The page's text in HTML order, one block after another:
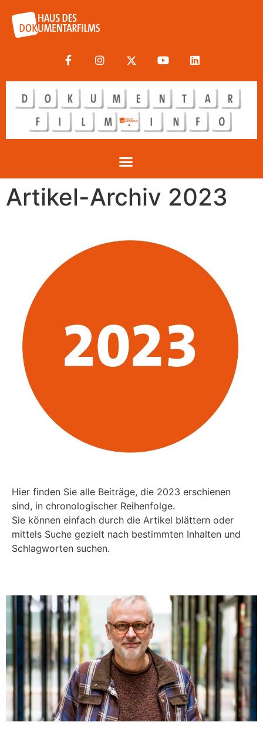
Artikel-Archiv 2023
Hier finden Sie alle Beiträge, die 2023 erschienen
sind, in chronologischer Reihenfolge.
Sie können einfach durch die Artikel blättern oder
mittels Suche gezielt nach bestimmten Inhalten und
Schlagworten suchen.